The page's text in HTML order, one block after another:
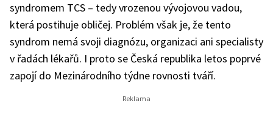
syndromem TCS – tedy vrozenou vývojovou vadou,
která postihuje obličej. Problém však je, že tento
syndrom nemá svoji diagnózu, organizaci ani specialisty
v řadách lékařů. I proto se Česká republika letos poprvé
zapojí do Mezinárodního týdne rovnosti tváří.